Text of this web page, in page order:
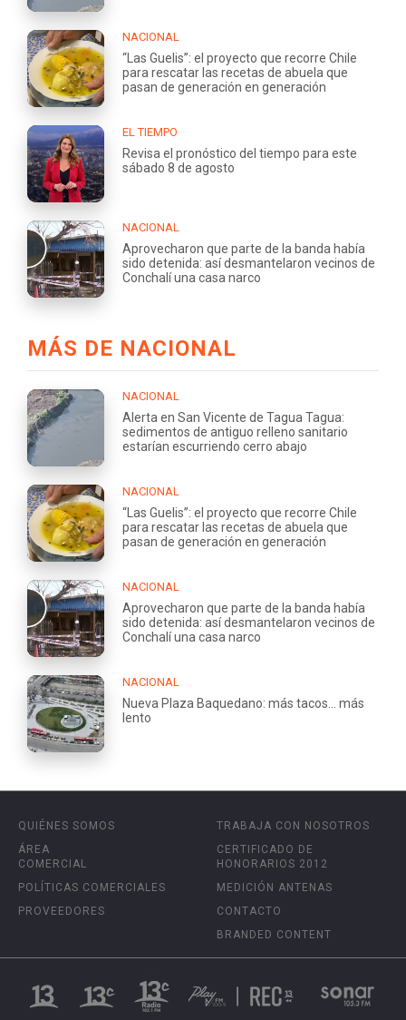
NACIONAL
“Las Guelis”: el proyecto que recorre Chile
para rescatar las recetas de abuela que
pasan de generación en generación
EL TIEMPO
Revisa el pronóstico del tiempo para este
sábado 8 de agosto
NACIONAL
Aprovecharon que parte de la banda había
sido detenida: así desmantelaron vecinos de
Conchalí una casa narco
MÁS DE NACIONAL
NACIONAL
Alerta en San Vicente de Tagua Tagua:
sedimentos de antiguo relleno sanitario
estarían escurriendo cerro abajo
NACIONAL
“Las Guelis”: el proyecto que recorre Chile
para rescatar las recetas de abuela que
pasan de generación en generación
NACIONAL
Aprovecharon que parte de la banda había
sido detenida: así desmantelaron vecinos de
Conchalí una casa narco
NACIONAL
Nueva Plaza Baquedano: más tacos... más
lento
QUIÉNES SOMOS
ÁREA
COMERCIAL
POLÍTICAS COMERCIALES
PROVEEDORES
TRABAJA CON NOSOTROS
CERTIFICADO DE
HONORARIOS 2012
MEDICIÓN ANTENAS
CONTACTO
BRANDED CONTENT